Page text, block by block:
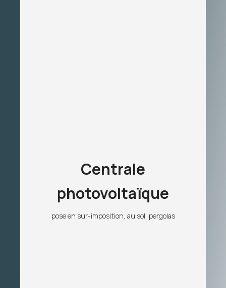
Centrale
photovoltaïque
pose en sur-imposition, au sol, pergolas